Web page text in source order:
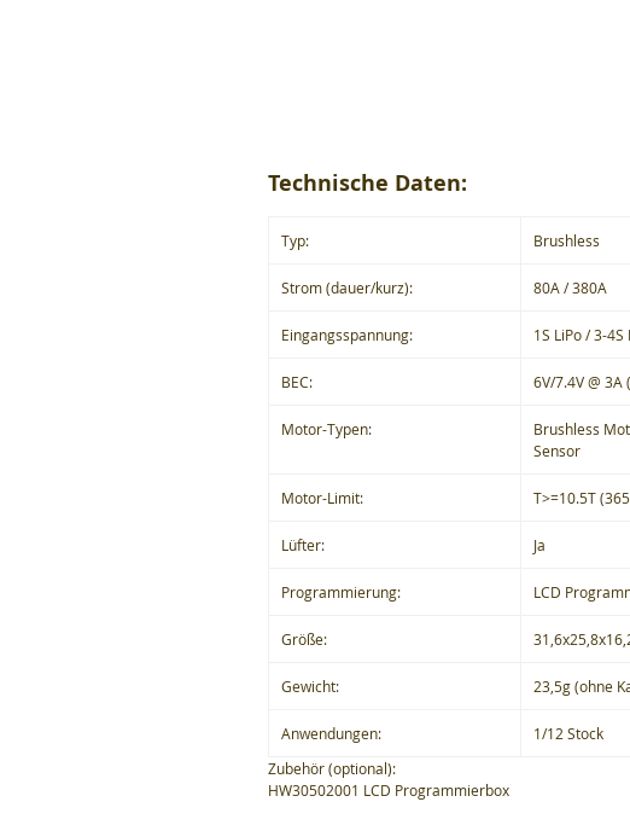
Technische Daten:
Typ: Brushless
Strom (dauer/kurz): 80A / 380A
Eingangsspannung: 1S LiPo / 3-4S
BEC: 6V/7.4V @ 3A
Motor-Typen:
Brushless
Sensor
Motor-Limit: T>=10.5T
Lüfter: Ja
Programmierung: LCD
Größe:
Gewicht: 23,5g (ohne
Anwendungen:
1/12 Stock
Zubehör (optional):
HW30502001 LCD Programmierbox